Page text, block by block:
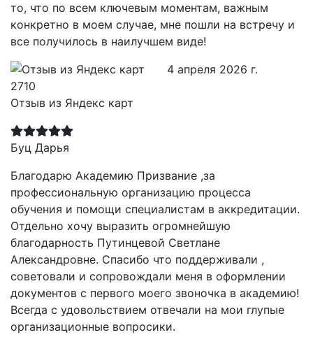
то, что по всем ключевым моментам, важным
конкретно в моем случае, мне пошли на встречу и
все получилось в наилучшем виде!
Отзыв из Яндекс карт
4 апреля 2026 г.
Буц Дарья
Благодарю Академию Призвание ,за
профессиональную организацию процесса
обучения и помощи специалистам в аккредитации.
Отдельно хочу выразить огромнейшую
благодарность Путинцевой Светлане
Александровне. Спасибо что поддерживали ,
советовали и сопровождали меня в оформлении
документов с первого моего звоночка в академию!
Всегда с удовольствием отвечали на мои глупые
организационные вопросики.